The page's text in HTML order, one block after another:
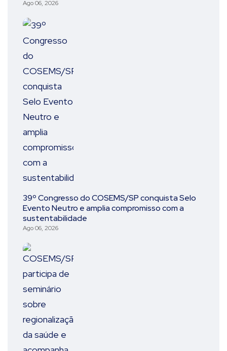
Ago 06, 2026
39º Congresso do COSEMS/SP conquista Selo
Evento Neutro e amplia compromisso com a
sustentabilidade
Ago 06, 2026